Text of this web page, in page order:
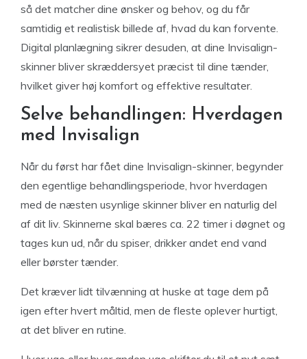
så det matcher dine ønsker og behov, og du får
samtidig et realistisk billede af, hvad du kan forvente.
Digital planlægning sikrer desuden, at dine Invisalign-
skinner bliver skræddersyet præcist til dine tænder,
hvilket giver høj komfort og effektive resultater.
Selve behandlingen: Hverdagen
med Invisalign
Når du først har fået dine Invisalign-skinner, begynder
den egentlige behandlingsperiode, hvor hverdagen
med de næsten usynlige skinner bliver en naturlig del
af dit liv. Skinnerne skal bæres ca. 22 timer i døgnet og
tages kun ud, når du spiser, drikker andet end vand
eller børster tænder.
Det kræver lidt tilvænning at huske at tage dem på
igen efter hvert måltid, men de fleste oplever hurtigt,
at det bliver en rutine.